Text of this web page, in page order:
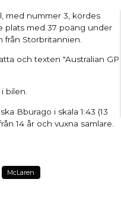
med nummer 3, kördes
plats med 37 poäng under
från Storbritannien.
och texten "Australian GP
bilen.
Bburago i skala 1:43 (13
14 år och vuxna samlare.
McLaren